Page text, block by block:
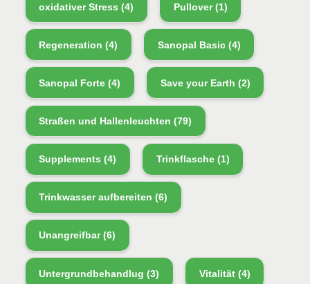
oxidativer Stress (4) Pullover(1)
Regeneration (4) Sanopal Basic(4)
Sanopal Forte (4) Save your Earth (2)
Straßen und Hallenleuchten (79)
Supplements (4) Trinkflasche(1)
Trinkwasser aufbereiten (6)
Unangreifbar(6)
Untergrundbehandlug (3) Vitalität(4)